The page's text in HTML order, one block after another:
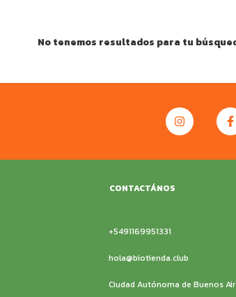
No tenemos resultados para tu
CONTACTÁNOS
+5491169951331
hola@biotienda.club
Ciudad Autónoma de Buenos